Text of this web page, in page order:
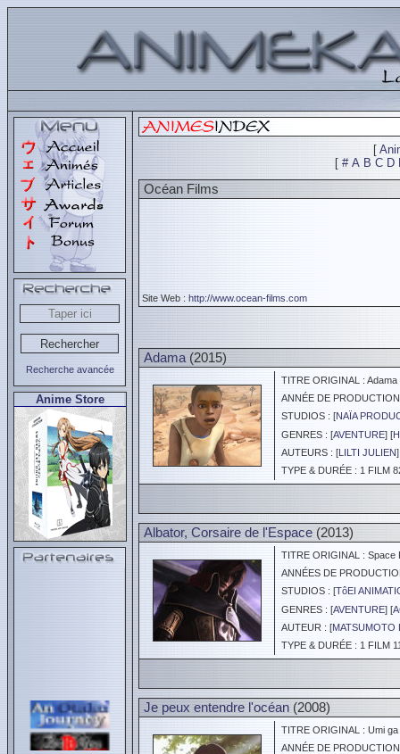
Recherche avancée
Anime Store
[
[ # A B C D
Océan Films
Site Web : http://www.ocean-films.com
Adama (2015)
TITRE ORIGINAL : Adama
ANNÉE DE
STUDIOS : [NAÏA
GENRES : [AVENTURE] [
AUTEURS : [LILTI JULIEN
TYPE & DURÉE : 1 FILM
Albator, Corsaire de l'Espace (2013)
TITRE ORIGINAL : Space
ANNÉES DE
STUDIOS : [TôEI
GENRES : [AVENTURE] [
AUTEUR : [MATSUMOTO
TYPE & DURÉE : 1 FILM
Je peux entendre l'océan (2008)
TITRE ORIGINAL : Umi
ANNÉE DE